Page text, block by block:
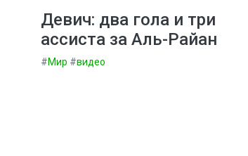
Девич: два гола и три
ассиста за Аль-Райан
#Мир #видео